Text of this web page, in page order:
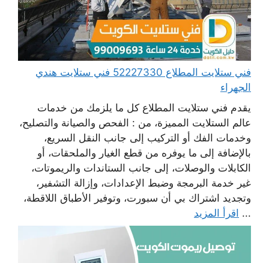
فني ستلايت المطلاع 52227330 فني ستلايت هندي
الجهراء
يقدم فني ستلايت المطلاع كل ما يلزمك من خدمات
عالم الستلايت المميزة، من : الفحص والصيانة والتصليح،
وخدمات الفك أو التركيب إلى جانب النقل السريع،
بالإضافة إلى ما يوفره من قطع الغيار والملحقات، أو
الكابلات والوصلات، إلى جانب الستاندات والريموتات،
غير خدمة البرمجة وضبط الإعدادات، وإزالة التشفير،
وتجديد اشتراك بي أن سبورت، وتوفير الأطباق اللاقطة،
... اقرأ المزيد